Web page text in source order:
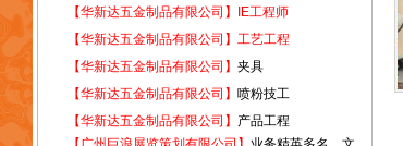
金利合金制造工业(宁波)有限公司
通汇汽车配件有限公司
骏发玩具厂有限公司
金涛实业制品有限公司
安兴金属压铸有限公司
[合作]诚征设备专业代理商
[合作] （优惠中）2014第十五届广州国
际压铸、铸造展览会
[求购]2014第十五届广州国际铸造展览
[合作]2014第十五届广州国际压铸、铸
【华新达五金制品有限公司】
IE工程师
【华新达五金制品有限公司】 工艺工程
【华新达五金制品有限公司】 夹具
【华新达五金制品有限公司】 喷粉技工
【华新达五金制品有限公司】
产品工程